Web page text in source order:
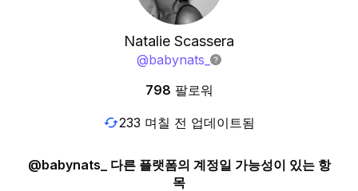
Natalie Scassera
@babynats_
798 팔로워
233 며칠 전 업데이트됨
@babynats_ 다른 플랫폼의 계정일 가능성이 있는 항
목